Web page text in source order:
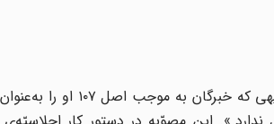
کمیسیون اصل ۱۰۷ پس از بررسی‌ها، درباره‌ی شیوه‌ی دوم مصوب